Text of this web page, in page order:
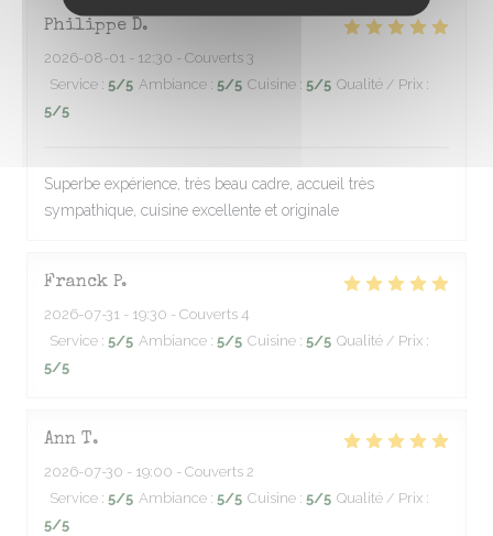
Philippe D
2026-08-01 - 12:30 - Couverts 3
Service : 5/5 Ambiance : 5/5 Cuisine : 5/5 Qualité / Prix :
5/5
Superbe expérience, très beau cadre, accueil très
sympathique, cuisine excellente et originale
Franck P
2026-07-31 - 19:30 - Couverts 4
Service : 5/5 Ambiance : 5/5 Cuisine : 5/5 Qualité / Prix :
5/5
Ann T
2026-07-30 - 19:00 - Couverts 2
Service : 5/5 Ambiance : 5/5 Cuisine : 5/5 Qualité / Prix :
5/5